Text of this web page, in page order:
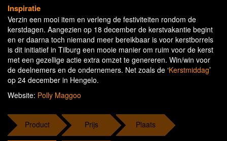
Inspiratie
Verzin een mooi item en verleng de festiviteiten rondom de
kerstdagen. Aangezien op 18 december de kerstvakantie begint
en er daarna toch niemand meer bereikbaar is voor kerstborrels
is dit initiatief in Tilburg een mooie manier om ruim voor de kerst
met een gezellige actie extra omzet te genereren. Win/win voor
de deelnemers en de ondernemers. Net zoals de ‘Kerstmiddag’
op 24 december in Hengelo.
Website: Polly Maggoo
Product Prijs Plaats